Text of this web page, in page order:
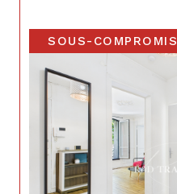
SOUS-COMPROMIS